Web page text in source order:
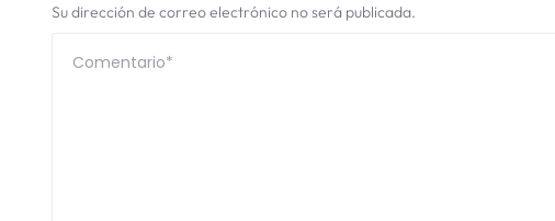
Su dirección de correo electrónico no será publicada.